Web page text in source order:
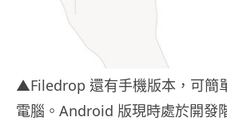
▲Filedrop 還有手機版本，可簡
電腦。Android 版現時處於開發